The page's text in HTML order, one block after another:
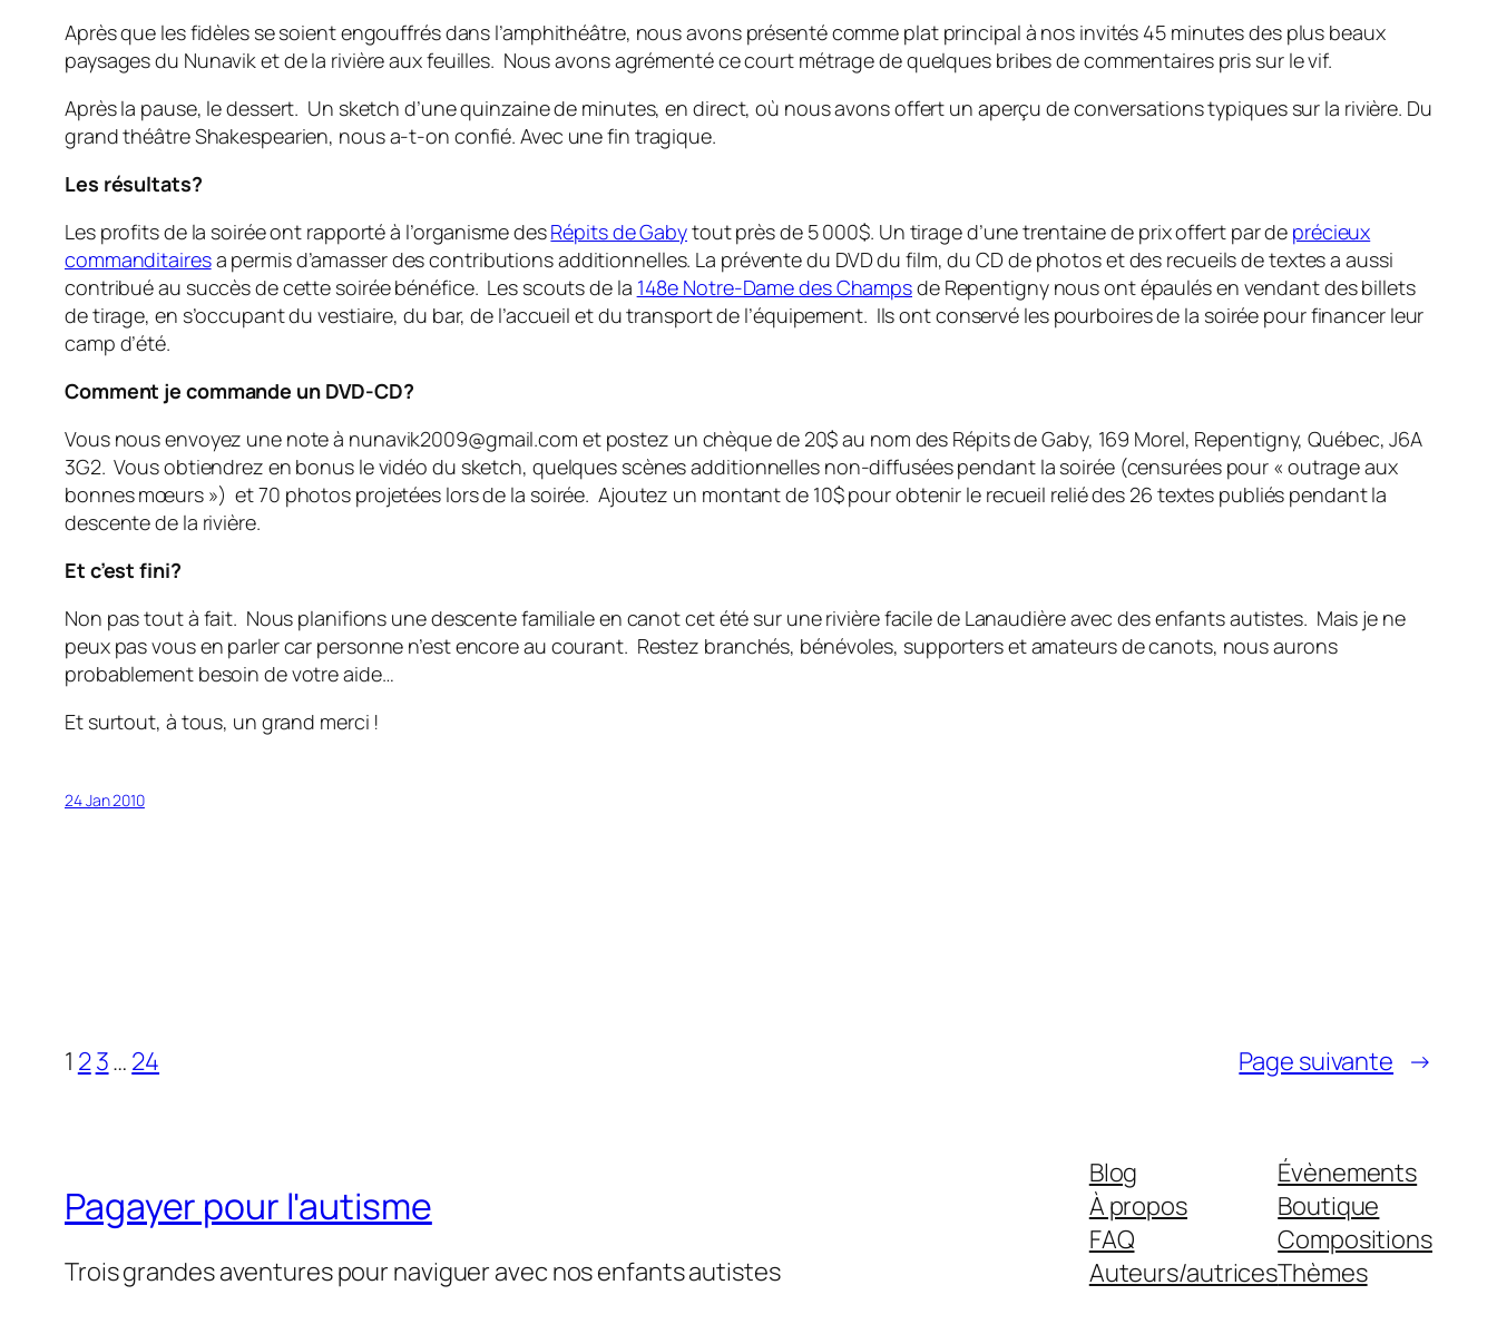
Après que les fidèles se soient engouffrés dans l’amphithéâtre, nous avons présenté comme plat principal à nos invités 45 minutes des plus beaux
paysages du Nunavik et de la rivière aux feuilles. Nous avons agrémenté ce court métrage de quelques bribes de commentaires pris sur le vif.
Après la pause, le dessert. Un sketch d’une quinzaine de minutes, en direct, où nous avons offert un aperçu de conversations typiques sur la rivière. Du
grand théâtre Shakespearien, nous a-t-on confié. Avec une fin tragique.
Les résultats?
Les profits de la soirée ont rapporté à l’organisme desRépits de Gabytout près de 5 000$. Un tirage d’une trentaine de prix offert par de précieux
commanditairesa permis d’amasser des contributions additionnelles. La prévente du DVD du film, du CD de photos et des recueils de textes a aussi
contribué au succès de cette soirée bénéfice. Les scouts de la 148e Notre-Dame des Champsde Repentigny nous ont épaulés en vendant des billets
de tirage, en s’occupant du vestiaire, du bar, de l’accueil et du transport de l’équipement. Ils ont conservé les pourboires de la soirée pour financer leur
camp d’été.
Comment je commande un DVD-CD?
Vous nous envoyez une note à nunavik2009@gmail.com et postez un chèque de 20$ au nom des Répits de Gaby, 169 Morel, Repentigny, Québec, J6A
3G2. Vous obtiendrez en bonus le vidéo du sketch, quelques scènes additionnelles non-diffusées pendant la soirée (censurées pour « outrage aux
bonnes mœurs ») et 70 photos projetées lors de la soirée. Ajoutez un montant de 10$ pour obtenir le recueil relié des 26 textes publiés pendant la
descente de la rivière.
Et c’est fini?
Non pas tout à fait. Nous planifions une descente familiale en canot cet été sur une rivière facile de Lanaudière avec des enfants autistes. Mais je ne
peux pas vous en parler car personne n’est encore au courant. Restez branchés, bénévoles, supporters et amateurs de canots, nous aurons
probablement besoin de votre aide…
Et surtout, à tous, un grand merci !
24 Jan 2010
1 23… 24 Page suivante →
Pagayer pour l'autisme
Trois grandes aventures pour naviguer avec nos enfants autistes
Blog
À propos
FAQ
Auteurs/autrices
Évènements
Boutique
Compositions
Thèmes